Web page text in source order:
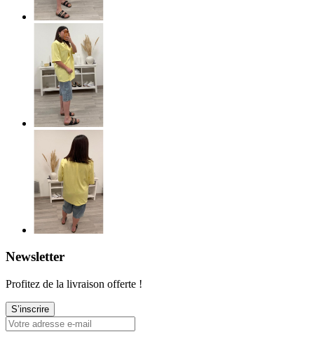
Newsletter
Profitez de la livraison offerte !
S’inscrire